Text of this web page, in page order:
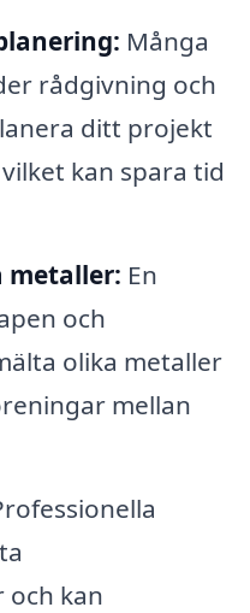
Många
rådgivning och
ditt projekt
kan spara tid
metaller: En
och
olika metaller
mellan
kan